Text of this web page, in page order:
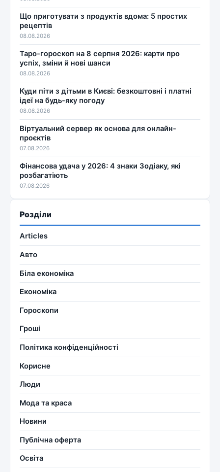
Що приготувати з продуктів вдома: 5 простих
рецептів
08.08.2026
Таро-гороскоп на 8 серпня 2026: карти про
успіх, зміни й нові шанси
08.08.2026
Куди піти з дітьми в Києві: безкоштовні і платні
ідеї на будь-яку погоду
08.08.2026
Віртуальний сервер як основа для онлайн-
проєктів
07.08.2026
Фінансова удача у 2026: 4 знаки Зодіаку, які
розбагатіють
07.08.2026
Розділи
Articles
Авто
Біла економіка
Економіка
Гороскопи
Гроші
Політика конфіденційності
Корисне
Люди
Мода та краса
Новини
Публічна оферта
Освіта